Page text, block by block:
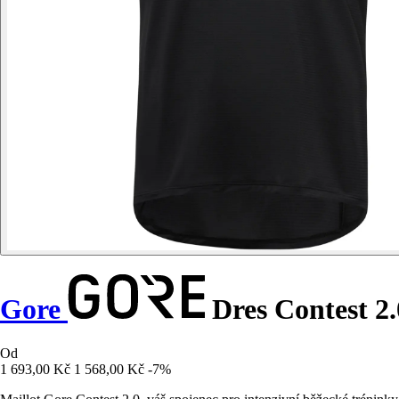
Gore Dres Contest
Od
1 693,00 Kč 1 568,00 Kč -7%